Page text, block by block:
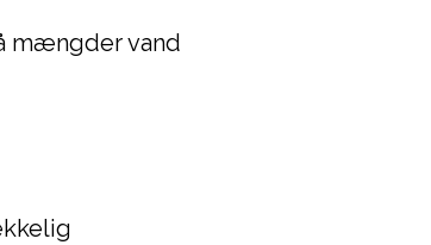
mængder vand